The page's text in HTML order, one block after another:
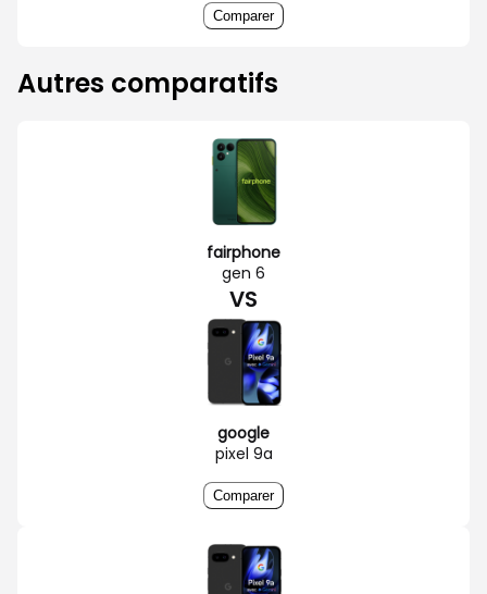
Comparer
Autres comparatifs
fairphone
gen 6
VS
google
pixel 9a
Comparer